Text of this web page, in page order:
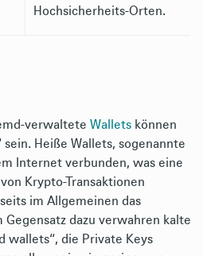
Hochsicherheits-Orten.
verwaltete Wallets können
sein. Heiße Wallets, sogenannte
Internet verbunden, was eine
Krypto-Transaktionen
im Allgemeinen das
Gegensatz dazu verwahren kalte
wallets“, die Private Keys